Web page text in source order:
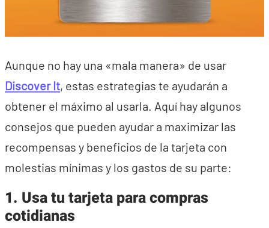
Aunque no hay una «mala manera» de usar
Discover It, estas estrategias te ayudarán a
obtener el máximo al usarla. Aquí hay algunos
consejos que pueden ayudar a maximizar las
recompensas y beneficios de la tarjeta con
molestias mínimas y los gastos de su parte:
1. Usa tu tarjeta para compras
cotidianas